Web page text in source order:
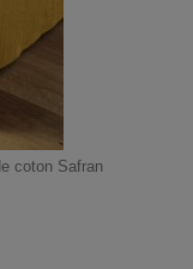
coton Safran